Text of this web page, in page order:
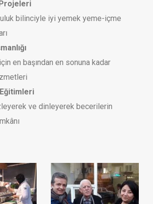
bilinciyle iyi yemek yeme-içme
en başından en sonuna kadar
ve dinleyerek becerilerin